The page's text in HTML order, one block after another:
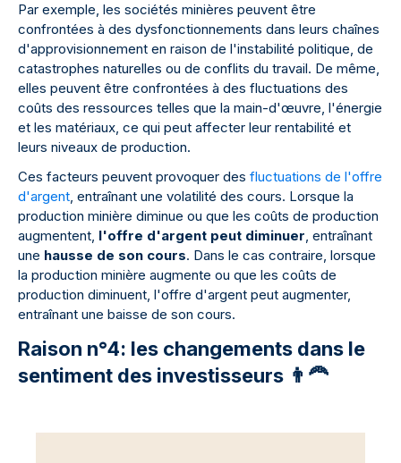
Par exemple, les sociétés minières peuvent être
confrontées à des dysfonctionnements dans leurs chaînes
d'approvisionnement en raison de l'instabilité politique, de
catastrophes naturelles ou de conflits du travail. De même,
elles peuvent être confrontées à des fluctuations des
coûts des ressources telles que la main-d'œuvre, l'énergie
et les matériaux, ce qui peut affecter leur rentabilité et
leurs niveaux de production.
Ces facteurs peuvent provoquer des fluctuations de l'offre
d'argent, entraînant une volatilité des cours. Lorsque la
production minière diminue ou que les coûts de production
augmentent, l'offre d'argent peut diminuer, entraînant
une hausse de son cours. Dans le cas contraire, lorsque
la production minière augmente ou que les coûts de
production diminuent, l'offre d'argent peut augmenter,
entraînant une baisse de son cours.
Raison n°4: les changements dans le
sentiment des investisseurs 👨🦰